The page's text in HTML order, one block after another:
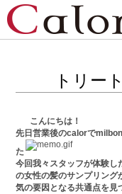
トリー
こんにちは！
先日営業後のcalorで
た
今回我々スタッフが体験し
の女性の髪のサンプリング
気の要因となる共通点を見